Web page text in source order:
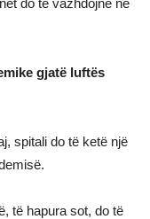
do të vazhdojnë në
gjatë luftës
spitali do të ketë një
të hapura sot, do të